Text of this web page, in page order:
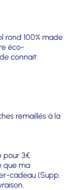
rond 100% made
éco-
connait:
remaillés à la
pour 3€
que ma
cadeau (Supp.